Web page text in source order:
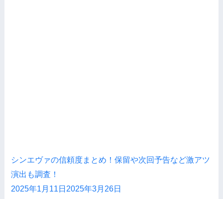
シンエヴァの信頼度まとめ！保留や次回予告など激アツ
演出も調査！
2025年1月11日 2025年3月26日